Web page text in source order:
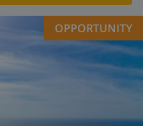
OPPORTUNITY